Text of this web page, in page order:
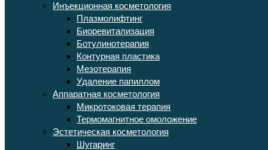
Инъекционная косметология
Плазмолифтинг
Биоревитализация
Ботулинотерапия
Контурная пластика
Мезотерапия
Удаление папиллом
Аппаратная косметология
Микротоковая терапия
Термомагнитное омоложение
Эстетическая косметология
Шугаринг